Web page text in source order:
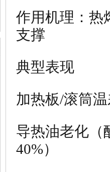
作用机理： 热
支撑
典型表现
加热板/滚筒
导热油老化（
40%）